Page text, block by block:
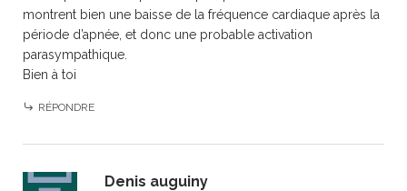
montrent bien une baisse de la fréquence cardiaque après la
période d’apnée, et donc une probable activation
parasympathique.
Bien à toi
RÉPONDRE
Denis auguiny